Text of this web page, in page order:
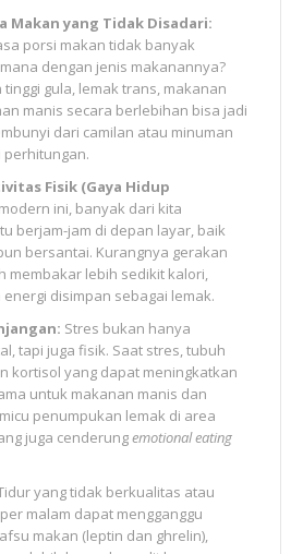
Makan yang Tidak Disadari:
porsi makan tidak banyak
dengan jenis makanannya?
gula, lemak trans, makanan
manis secara berlebihan bisa jadi
dari camilan atau minuman
Fisik (Gaya Hidup
ini, banyak dari kita
berjam-jam di depan layar, baik
bersantai. Kurangnya gerakan
membakar lebih sedikit kalori,
disimpan sebagai lemak.
Stres bukan hanya
tapi juga fisik. Saat stres, tubuh
kortisol yang dapat meningkatkan
untuk makanan manis dan
penumpukan lemak di area
juga cenderungemotional eating
yang tidak berkualitas atau
malam dapat mengganggu
makan (leptin dan ghrelin),